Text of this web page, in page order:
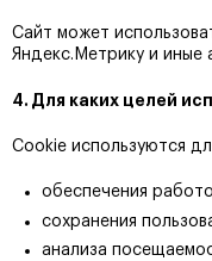
Сайт может
Яндекс.Метрику и иные
4. Для каких целей
Cookie используются
обеспечения
сохранения
анализа